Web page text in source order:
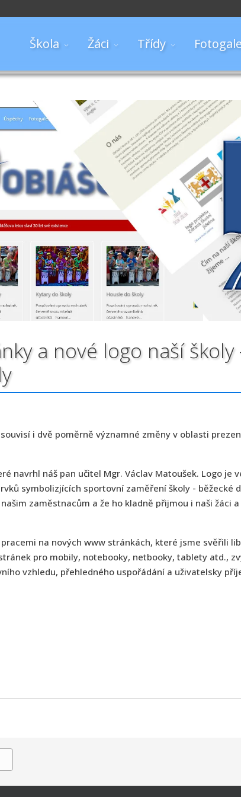
Škola Žáci Třídy
a nové logo naší
i dvě poměrně významné změny v oblasti
navrhl náš pan učitel Mgr. Václav Matoušek. Logo
symbolizjících sportovní zaměření školy - běžecké
zaměstnacům a že ho kladně přijmou i naši žáci
na nových www stránkách, které jsme svěřili
pro mobily, notebooky, netbooky, tablety atd.,
vzhledu, přehledného uspořádání a uživatelsky